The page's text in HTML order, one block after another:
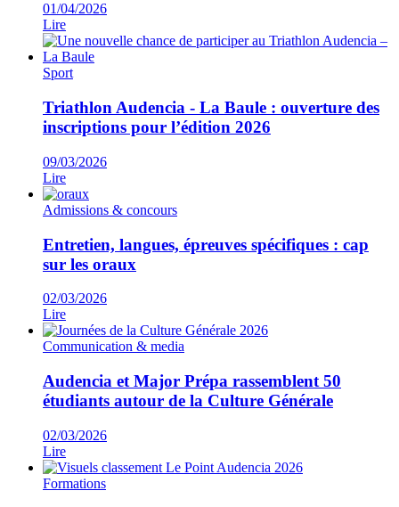
01/04/2026
Lire
Sport
Triathlon Audencia - La Baule : ouverture des
inscriptions pour l’édition 2026
09/03/2026
Lire
Admissions & concours
Entretien, langues, épreuves spécifiques : cap
sur les oraux
02/03/2026
Lire
Communication & media
Audencia et Major Prépa rassemblent 50
étudiants autour de la Culture Générale
02/03/2026
Lire
Formations